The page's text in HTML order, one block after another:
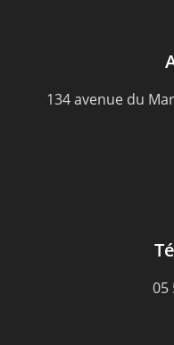
134 avenue du
05